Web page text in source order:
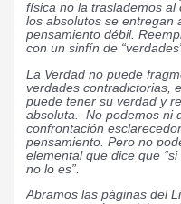
física no la traslademos
los absolutos se entregan
pensamiento débil.
con un sinfín de
La Verdad no puede
verdades contradictorias,
puede tener su verdad y
absoluta. No podemos ni
confrontación
pensamiento. Pero no
elemental que dice que
no lo es”.
Abramos las páginas del